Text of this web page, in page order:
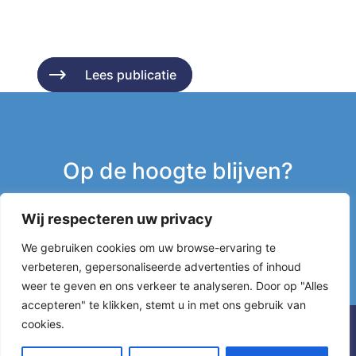
Wij respecteren uw privacy
We gebruiken cookies om uw browse-ervaring te
verbeteren, gepersonaliseerde advertenties of inhoud
weer te geven en ons verkeer te analyseren. Door op "Alles
accepteren" te klikken, stemt u in met ons gebruik van
cookies.
Lees publicatie
Lees publicatie
Op de hoogte blijven?
Inschrijven nieuwsbrief